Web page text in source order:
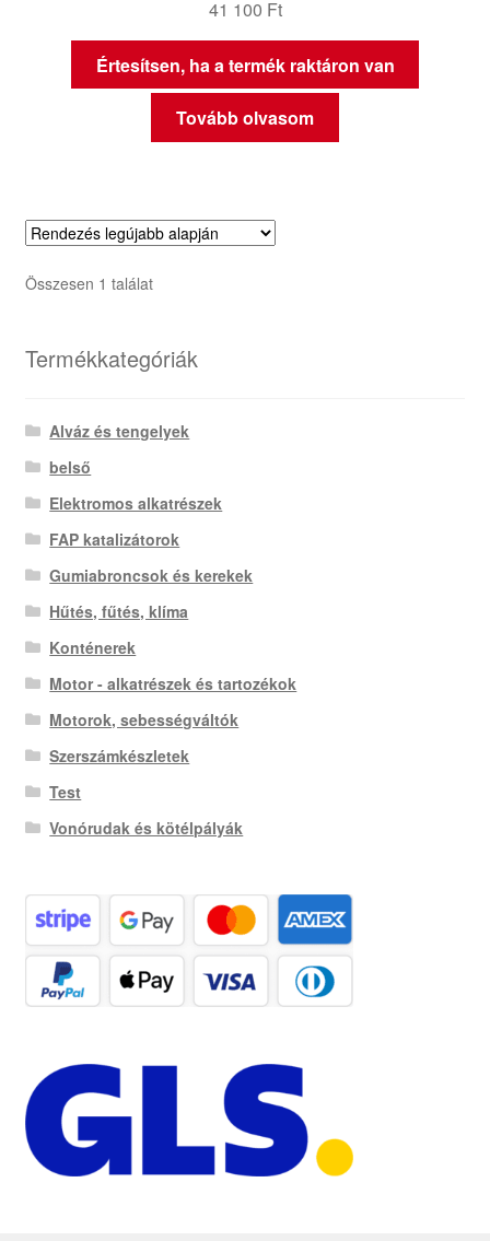
41 100 Ft
Értesítsen, ha a termék raktáron van
Tovább olvasom
Összesen 1 találat
Termékkategóriák
Alváz és tengelyek
belső
Elektromos alkatrészek
FAP katalizátorok
Gumiabroncsok és kerekek
Hűtés, fűtés, klíma
Konténerek
Motor - alkatrészek és tartozékok
Motorok, sebességváltók
Szerszámkészletek
Test
Vonórudak és kötélpályák